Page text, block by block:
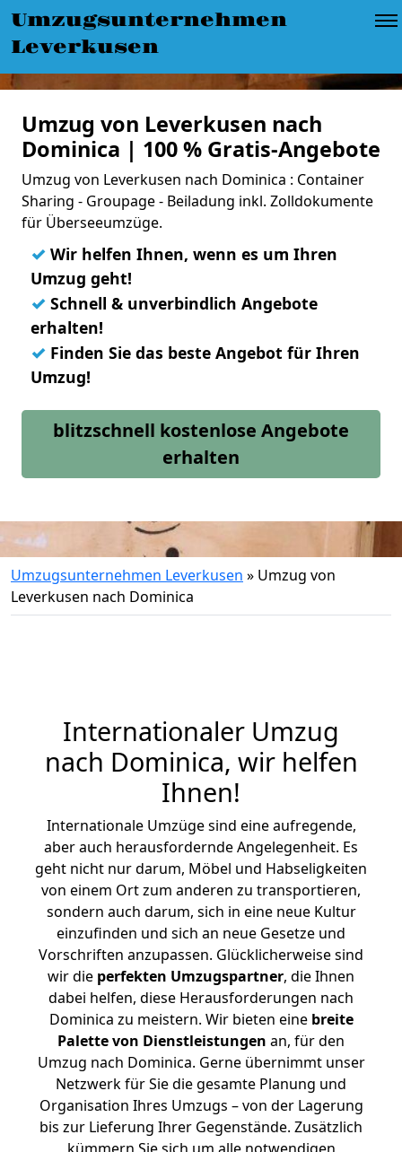
Umzugsunternehmen
Leverkusen
Umzug von Leverkusen nach
Dominica | 100 % Gratis-Angebote
Umzug von Leverkusen nach Dominica : Container
Sharing - Groupage - Beiladung inkl. Zolldokumente
für Überseeumzüge.
✓ Wir helfen Ihnen, wenn es um Ihren
Umzug geht!
✓ Schnell & unverbindlich Angebote
erhalten!
✓ Finden Sie das beste Angebot für Ihren
Umzug!
blitzschnell kostenlose Angebote
erhalten
Umzugsunternehmen Leverkusen » Umzug von
Leverkusen nach Dominica
Internationaler Umzug
nach Dominica, wir helfen
Ihnen!
Internationale Umzüge sind eine aufregende,
aber auch herausfordernde Angelegenheit. Es
geht nicht nur darum, Möbel und Habseligkeiten
von einem Ort zum anderen zu transportieren,
sondern auch darum, sich in eine neue Kultur
einzufinden und sich an neue Gesetze und
Vorschriften anzupassen. Glücklicherweise sind
wir die perfekten Umzugspartner, die Ihnen
dabei helfen, diese Herausforderungen nach
Dominica zu meistern. Wir bieten eine breite
Palette von Dienstleistungen an, für den
Umzug nach Dominica. Gerne übernimmt unser
Netzwerk für Sie die gesamte Planung und
Organisation Ihres Umzugs – von der Lagerung
bis zur Lieferung Ihrer Gegenstände. Zusätzlich